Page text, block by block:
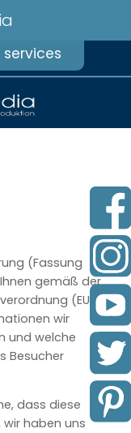
services
(Fassung
Ihnen gemäß der
(EU)
wir
und welche
Besucher
dass diese
wir haben uns